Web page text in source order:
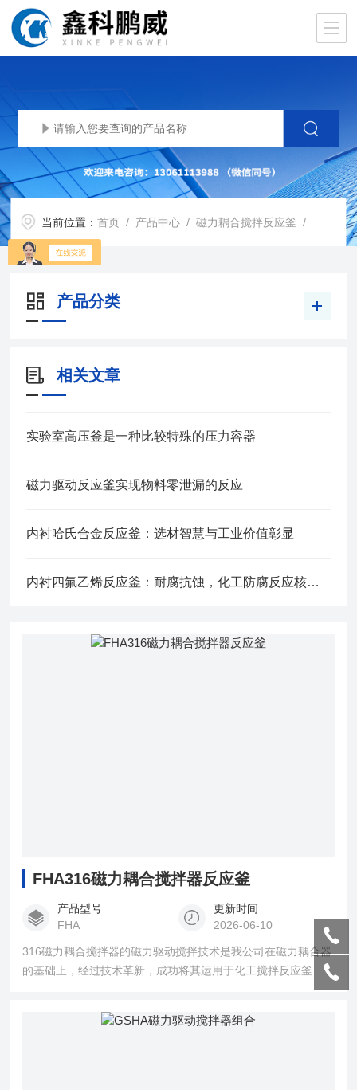
当前位置：首页 / 产品中心 /磁力耦合搅拌反应釜 /
产品分类
相关文章
实验室高压釜是一种比较特殊的压力容器
磁力驱动反应釜实现物料零泄漏的反应
内衬哈氏合金反应釜：选材智慧与工业价值彰显
内衬四氟乙烯反应釜：耐腐抗蚀，化工防腐反应核心设备
FHA316磁力耦合搅拌器反应釜
产品型号
FHA
更新时间
2026-06-10
316磁力耦合搅拌器的磁力驱动搅拌技术是我公司在磁力耦合器
的基础上，经过技术革新，成功将其运用于化工搅拌反应釜转
轴的驱动上它以静密封代替了动密封，*解决了机械密封和填料
高压、高真空度、高转数下进行的各种易燃、易爆以及有毒介